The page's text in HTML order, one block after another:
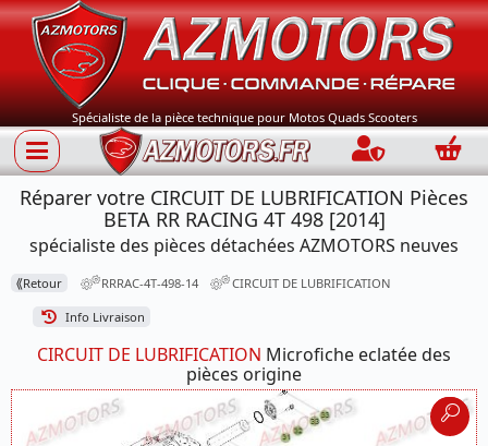
Spécialiste de la pièce technique pour Motos Quads Scooters
Connection
Réparer votre CIRCUIT DE LUBRIFICATION Pièces
BETA RR RACING 4T 498 [2014]
spécialiste des pièces détachées AZMOTORS neuves
⟪Retour RRRAC-4T-498-14 CIRCUIT DE LUBRIFICATION
Info Livraison
CIRCUIT DE LUBRIFICATION Microfiche eclatée des
pièces origine